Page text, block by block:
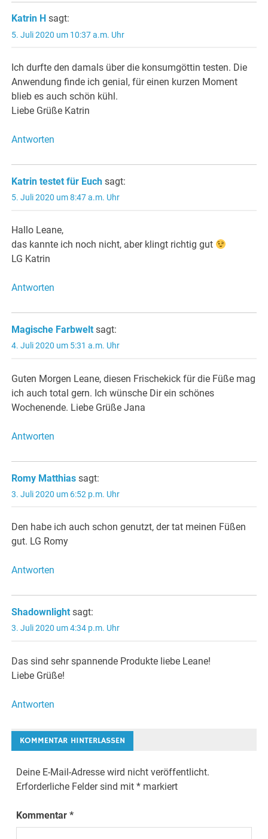
Katrin H sagt:
5. Juli 2020 um 10:37 a.m. Uhr
Ich durfte den damals über die konsumgöttin testen. Die
Anwendung finde ich genial, für einen kurzen Moment
blieb es auch schön kühl.
Liebe Grüße Katrin
Antworten
Katrin testet für Euch sagt:
5. Juli 2020 um 8:47 a.m. Uhr
Hallo Leane,
das kannte ich noch nicht, aber klingt richtig gut
LG Katrin
Antworten
Magische Farbwelt sagt:
4. Juli 2020 um 5:31 a.m. Uhr
Guten Morgen Leane, diesen Frischekick für die Füße mag
ich auch total gern. Ich wünsche Dir ein schönes
Wochenende. Liebe Grüße Jana
Antworten
Romy Matthias sagt:
3. Juli 2020 um 6:52 p.m. Uhr
Den habe ich auch schon genutzt, der tat meinen Füßen
gut. LG Romy
Antworten
Shadownlight sagt:
3. Juli 2020 um 4:34 p.m. Uhr
Das sind sehr spannende Produkte liebe Leane!
Liebe Grüße!
Antworten
KOMMENTAR HINTERLASSEN
Deine E-Mail-Adresse wird nicht veröffentlicht.
Erforderliche Felder sind mit* markiert
Kommentar*